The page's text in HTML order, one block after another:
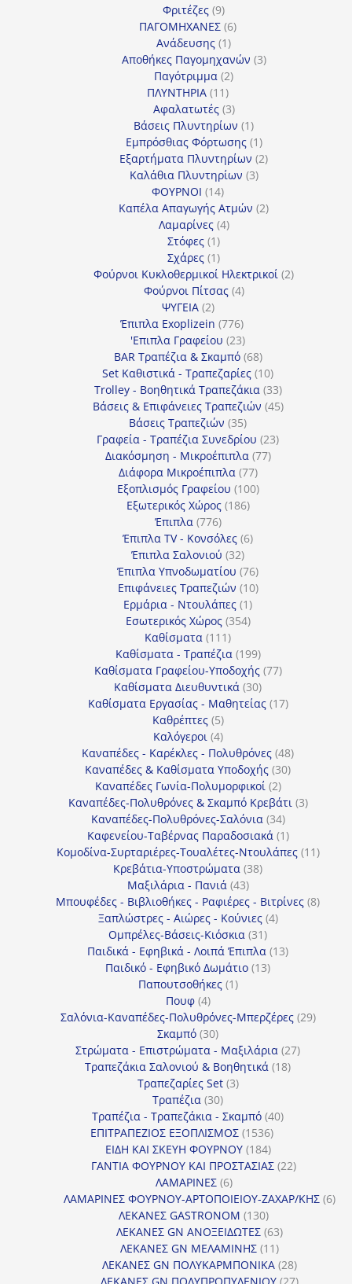
Φριτέζες 99
προϊόντα
ΠΑΓΟΜΗΧΑΝΕΣ 66
Ανάδευσης 11
προϊόν
Αποθήκες Παγομηχανών 33
Παγότριμμα 22
ΠΛΥΝΤΗΡΙΑ 1111
προϊόντα
Αφαλατωτές 33
προϊόντα
Βάσεις Πλυντηρίων 11
προϊόν
Εμπρόσθιας Φόρτωσης 11
προϊόν
Εξαρτήματα Πλυντηρίων 22
Καλάθια Πλυντηρίων 33
ΦΟΥΡΝΟΙ 1414
προϊόντα
Καπέλα Απαγωγής Ατμών 22
Λαμαρίνες 44
Στόφες 11
προϊόν
Σχάρες 11
προϊόν
Φούρνοι Κυκλοθερμικοί Ηλεκτρικοί 22
Φούρνοι Πίτσας 44
ΨΥΓΕΙΑ 22
προϊόντα
Έπιπλα Exoplizein 776776
προϊόντα
'Επιπλα Γραφείου 2323
προϊόντα
BAR Τραπέζια & Σκαμπό 6868
προϊόντα
Set Καθιστικά - Τραπεζαρίες 1010
προϊόντα
Trolley - Βοηθητικά Τραπεζάκια 3333
προϊόντα
Βάσεις & Επιφάνειες Τραπεζιών 4545
Βάσεις Τραπεζιών 3535
προϊόντα
Γραφεία - Τραπέζια Συνεδρίου 2323
Διακόσμηση - Μικροέπιπλα 7777
Διάφορα Μικροέπιπλα 7777
προϊόντα
Εξοπλισμός Γραφείου 100100
Εξωτερικός Χώρος 186186
Έπιπλα 776776
προϊόντα
Έπιπλα TV - Κονσόλες 66
Έπιπλα Σαλονιού 3232
προϊόντα
Έπιπλα Υπνοδωματίου 7676
προϊόντα
Επιφάνειες Τραπεζιών 1010
Ερμάρια - Ντουλάπες 11
προϊόν
Εσωτερικός Χώρος 354354
Καθίσματα 111111
προϊόντα
Καθίσματα - Τραπέζια 199199
προϊόντα
Καθίσματα Γραφείου-Υποδοχής 7777
Καθίσματα Διευθυντικά 3030
προϊόντα
Καθίσματα Εργασίας - Μαθητείας 1717
Καθρέπτες 55
προϊόντα
Καλόγεροι 44
προϊόντα
Καναπέδες - Καρέκλες - Πολυθρόνες 4848
προϊόντα
Καναπέδες & Καθίσματα Υποδοχής 3030
Καναπέδες Γωνία-Πολυμορφικοί 22
προϊόντα
Καναπέδες-Πολυθρόνες & Σκαμπό Κρεβάτι 33
Καναπέδες-Πολυθρόνες-Σαλόνια 3434
προϊόντα
Καφενείου-Ταβέρνας Παραδοσιακά 11
προϊόν
Κομοδίνα-Συρταριέρες-Τουαλέτες-Ντουλάπες 1111
Κρεβάτια-Υποστρώματα 3838
Μαξιλάρια - Πανιά 4343
προϊόντα
Μπουφέδες - Βιβλιοθήκες - Ραφιέρες - Βιτρίνες 88
Ξαπλώστρες - Αιώρες - Κούνιες 44
Ομπρέλες-Βάσεις-Κιόσκια 3131
προϊόντα
Παιδικά - Εφηβικά - Λοιπά Έπιπλα 1313
Παιδικό - Εφηβικό Δωμάτιο 1313
Παπουτσοθήκες 11
Πουφ 44
προϊόντα
Σαλόνια-Καναπέδες-Πολυθρόνες-Μπερζέρες 2929
Σκαμπό 3030
προϊόντα
Στρώματα - Επιστρώματα - Μαξιλάρια 2727
Τραπεζάκια Σαλονιού & Βοηθητικά 1818
Τραπεζαρίες Set 33
Τραπέζια 3030
προϊόντα
Τραπέζια - Τραπεζάκια - Σκαμπό 4040
ΕΠΙΤΡΑΠΕΖΙΟΣ ΕΞΟΠΛΙΣΜΟΣ 15361536
προϊόντα
ΕΙΔΗ ΚΑΙ ΣΚΕΥΗ ΦΟΥΡΝΟΥ 184184
προϊόντα
ΓΑΝΤΙΑ ΦΟΥΡΝΟΥ ΚΑΙ ΠΡΟΣΤΑΣΙΑΣ 2222
ΛΑΜΑΡΙΝΕΣ 66
προϊόντα
ΛΑΜΑΡΙΝΕΣ ΦΟΥΡΝΟΥ-ΑΡΤΟΠΟΙΕΙΟΥ-ΖΑΧΑΡ/ΚΗΣ 66
ΛΕΚΑΝΕΣ GASTRONOM 130130
προϊόντα
ΛΕΚΑΝΕΣ GN ΑΝΟΞΕΙΔΩΤΕΣ 6363
ΛΕΚΑΝΕΣ GN ΜΕΛΑΜΙΝΗΣ 1111
προϊόντα
ΛΕΚΑΝΕΣ GN ΠΟΛΥΚΑΡΜΠΟΝΙΚΑ 2828
προϊόντα
27